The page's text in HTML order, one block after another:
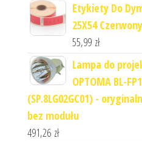
Etykiety Do
25X54
55,99 zł
Lampa do
OPTOMA BL-
(SP.8LG02GC01) -
bez modułu
491,26 zł